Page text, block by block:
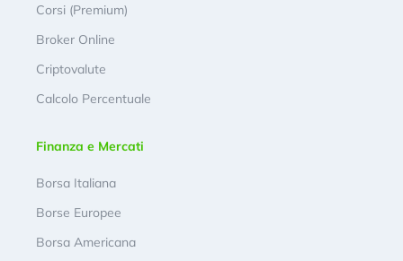
Corsi (Premium)
Broker Online
Criptovalute
Calcolo Percentuale
Finanza e Mercati
Borsa Italiana
Borse Europee
Borsa Americana